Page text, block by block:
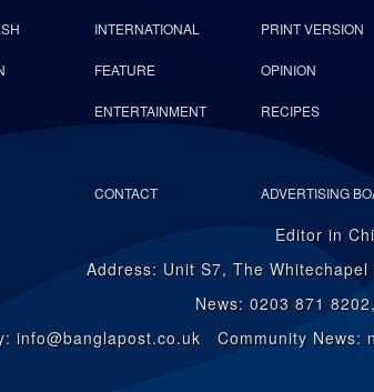
INTERNATIONAL PRINT VERSION
FEATURE OPINION
ENTERTAINMENT RECIPES
CONTACT ADVERTISING
Editor in
Address: Unit S7, The
News: 0203 871
info@banglapost.co.uk Community News: